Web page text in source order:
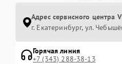
Адрес сервисного центра
г. Екатеринбург, ул.
Горячая линия
+7 (343) 288-38-13